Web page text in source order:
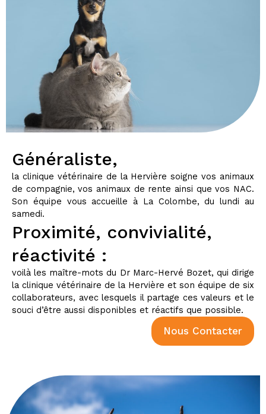
Généraliste,
la clinique vétérinaire de la Hervière soigne vos animaux
de compagnie, vos animaux de rente ainsi que vos NAC.
Son équipe vous accueille à La Colombe, du lundi au
samedi.
Proximité, convivialité,
réactivité :
voilà les maître-mots du Dr Marc-Hervé Bozet, qui dirige
la clinique vétérinaire de la Hervière et son équipe de six
collaborateurs, avec lesquels il partage ces valeurs et le
souci d’être aussi disponibles et réactifs que possible.
Nous Contacter